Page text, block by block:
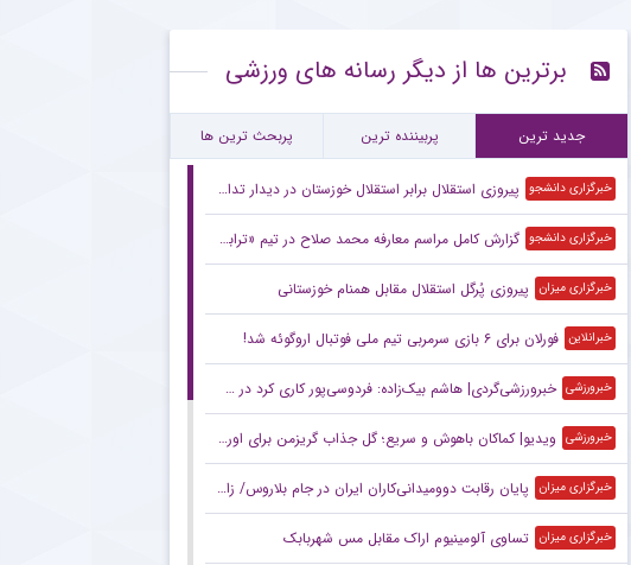
۱۰:۱۱ ستاره ۲۷ ساله نساجی به خیبر خرم‌آباد پیوست
۱۰:۰۲ واکنش جنجالی کاناوارو درباره تصمیمش برای ماشاریپوف
برترین ها از دیگر رسانه های ورزشی
جدید ترین پربیننده ترین پربحث ترین ها
خبرگزاری دانشجو پیروزی استقلال برابر استقلال خوزستان در دیدار تدارکاتی
خبرگزاری دانشجو گزارش کامل مراسم معارفه محمد صلاح در تیم «ترابزون‌اسپور» ترکیه + فیلم
خبرگزاری میزان پیروزی پُرگل استقلال مقابل همنام خوزستانی
خبرانلاین فورلان برای ۶ بازی سرمربی تیم ملی فوتبال اروگوئه شد!
خبرورزشی خبرورزشی‌گردی| هاشم بیک‌زاده: فردوسی‌پور کاری کرد در خیابان مسخره‌ام کنند/ چهره خوبی دارم و می‌خواهم از فوتبال به سینما بروم!
خبرورزشی ویدیو| کماکان باهوش و سریع؛ گل جذاب گریزمن برای اورلاندو
خبرگزاری میزان پایان رقابت دوومیدانی‌کاران ایران در جام بلاروس/ زارعی برترین ورزشکار جام شد
خبرگزاری میزان تساوی آلومینیوم اراک مقابل مس شهربابک